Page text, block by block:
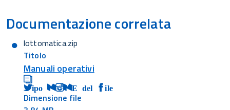
Documentazione correlata
lottomatica.zip
Titolo
Manuali operativi
Tipo MIME del file
Dimensione file